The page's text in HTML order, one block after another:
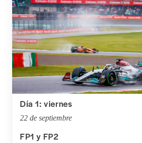
Día 1: viernes
22 de septiembre
FP1 y FP2